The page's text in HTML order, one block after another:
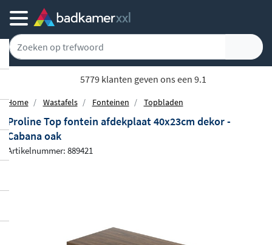
Gratis bezorgd vanaf 100,-
Home Wastafels Fonteinen Topbladen
Proline Top fontein afdekplaat 40x23cm dekor -
Cabana oak
Artikelnummer: 889421